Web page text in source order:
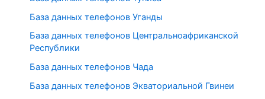
База данных телефонов Уганды
База данных телефонов Центральноафриканской
Республики
База данных телефонов Чада
База данных телефонов Экваториальной Гвинеи